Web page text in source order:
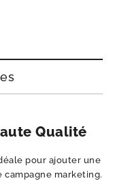
Qualité
pour ajouter une
marketing.